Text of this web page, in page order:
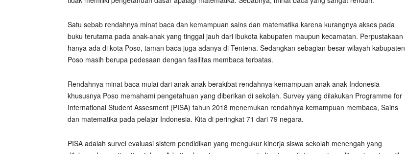
Satu sebab rendahnya minat baca dan kemampuan sains dan matematika karena kurangnya akses pada
buku terutama pada anak-anak yang tinggal jauh dari ibukota kabupaten maupun kecamatan. Perpustakaan
hanya ada di kota Poso, taman baca juga adanya di Tentena. Sedangkan sebagian besar wilayah kabupaten
Poso masih berupa pedesaan dengan fasilitas membaca terbatas.
Rendahnya minat baca mulai dari anak-anak berakibat rendahnya kemampuan anak-anak Indonesia
khususnya Poso memahami pengetahuan yang diberikan di sekolah. Survey yang dilakukan Programme for
International Student Assesment (PISA) tahun 2018 menemukan rendahnya kemampuan membaca, Sains
dan matematika pada pelajar Indonesia. Kita di peringkat 71 dari 79 negara.
PISA adalah survei evaluasi sistem pendidikan yang mengukur kinerja siswa sekolah menengah yang